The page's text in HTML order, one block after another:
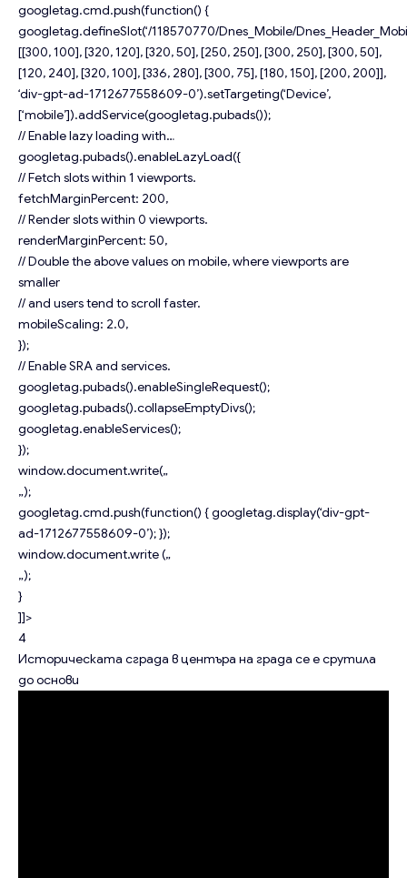
googletag.cmd.push(function() {
googletag.defineSlot(‘/118570770/Dnes_Mobile/
[[300, 100], [320, 120], [320, 50], [250, 250], [300, 250], [300, 50],
[120, 240], [320, 100], [336, 280], [300, 75], [180, 150], [200, 200]],
‘div-gpt-ad-1712677558609-0’).setTargeting(‘Device’,
[‘mobile’]).addService(googletag.pubads());
// Enable lazy loading with…
googletag.pubads().enableLazyLoad({
// Fetch slots within 1 viewports.
fetchMarginPercent: 200,
// Render slots within 0 viewports.
renderMarginPercent: 50,
// Double the above values on mobile, where viewports are
smaller
// and users tend to scroll faster.
mobileScaling: 2.0,
});
// Enable SRA and services.
googletag.pubads().enableSingleRequest();
googletag.pubads().collapseEmptyDivs();
googletag.enableServices();
});
window.document.write(„
„);
googletag.cmd.push(function() { googletag.display(‘div-gpt-
ad-1712677558609-0’); });
window.document.write („
„);
}
]]>
4
Историческата сграда в центъра на града се е срутила
до основи